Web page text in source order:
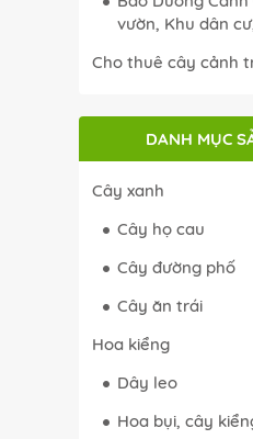
vườn, Khu dân
Cho thuê cây cảnh
DANH MỤC
Cây xanh
Cây họ cau
Cây đường phố
Cây ăn trái
Hoa kiểng
Dây leo
Hoa bụi, cây